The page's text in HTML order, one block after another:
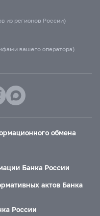
из регионов России)
вашего оператора)
обмена
Банка России
актов Банка
России